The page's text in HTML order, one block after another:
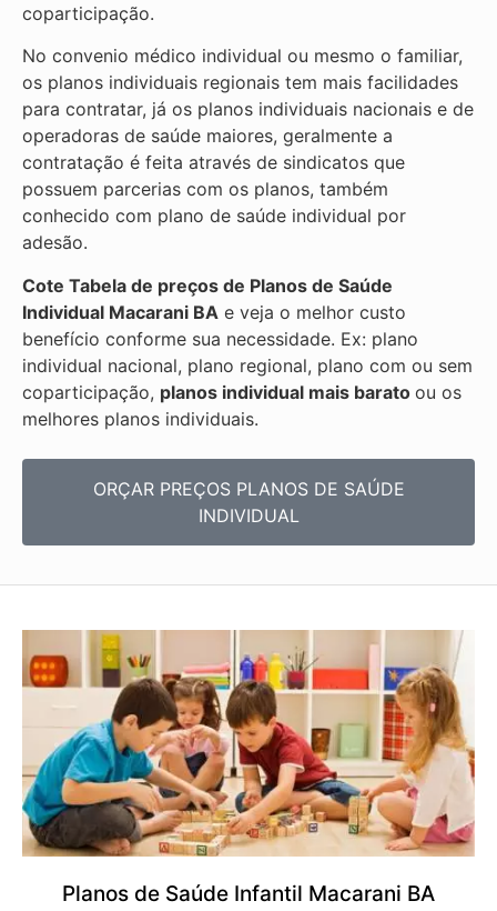
coparticipação.
No convenio médico individual ou mesmo o familiar,
os planos individuais regionais tem mais facilidades
para contratar, já os planos individuais nacionais e de
operadoras de saúde maiores, geralmente a
contratação é feita através de sindicatos que
possuem parcerias com os planos, também
conhecido com plano de saúde individual por
adesão.
Cote Tabela de preços de Planos de Saúde
Individual Macarani BA e veja o melhor custo
benefício conforme sua necessidade. Ex: plano
individual nacional, plano regional, plano com ou sem
coparticipação, planos individual mais barato ou os
melhores planos individuais.
ORÇAR PREÇOS PLANOS DE SAÚDE
INDIVIDUAL
Planos de Saúde Infantil Macarani BA